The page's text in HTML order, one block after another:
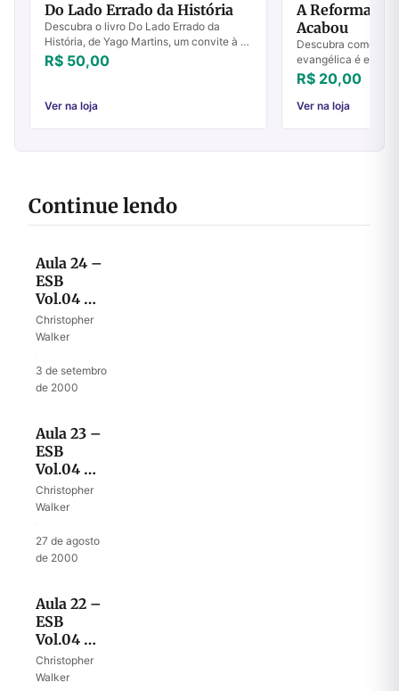
Do Lado Errado da História
Descubra o livro Do Lado Errado da
História, de Yago Martins, um convite à fé
renovada e reflexão profunda. Compre já!
R$ 50,00
Ver na loja
A Reforma da
Acabou
Descubra como a
evangélica é
autoridade original.
hoje!
R$ 20,00
Ver na loja
Continue lendo
Aula 24 –
ESB
Vol.04 –
Conquistando
Jericó
Christopher
Walker
3 de setembro
de 2000
Aula 23 –
ESB
Vol.04 –
O
significado
Christopher
Walker
27 de agosto
de 2000
Aula 22 –
ESB
Vol.04 –
Circuncisão
II
Christopher
Walker